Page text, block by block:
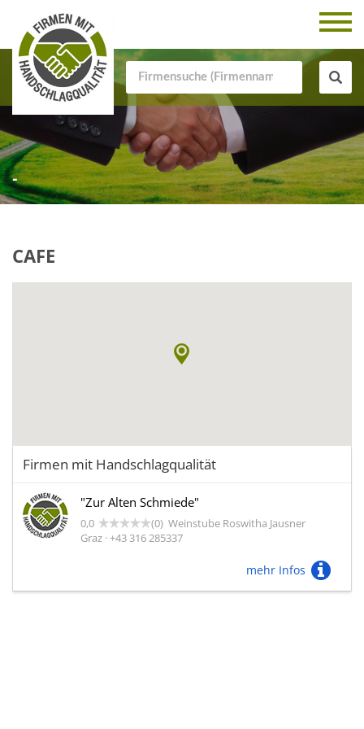
-
CAFE
Firmen mit Handschlagqualität
"Zur Alten Schmiede"
0,0 (0) Weinstube Roswitha Jausner
Graz · +43 316 285337
mehr Infos